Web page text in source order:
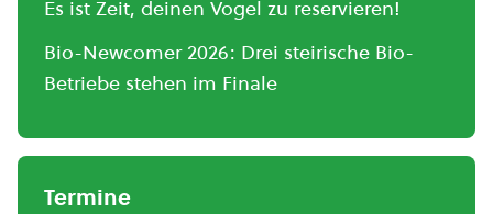
Es ist Zeit, deinen Vogel zu reservieren!
Bio-Newcomer 2026: Drei steirische Bio-
Betriebe stehen im Finale
Termine